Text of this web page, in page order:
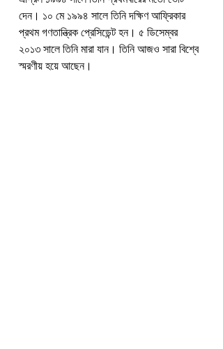
দেন। ১০ মে ১৯৯৪ সালে তিনি দক্ষিণ আফ্রিকার
প্রথম গণতান্ত্রিক প্রেসিডেন্ট হন। ৫ ডিসেম্বর
২০১৩ সালে তিনি মারা যান। তিনি আজও সারা বিশ্বে
স্মরণীয় হয়ে আছেন।